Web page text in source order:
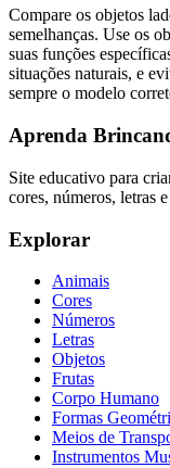
Compare os objetos
semelhanças. Use os
suas funções
situações naturais, e
sempre o modelo
Aprenda
Site educativo para
cores, números, letras
Explorar
Animais
Cores
Números
Letras
Objetos
Frutas
Corpo Humano
Formas
Meios de
Instrumentos